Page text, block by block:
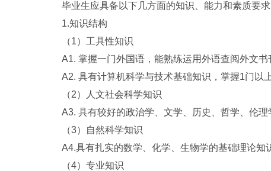
毕业生应具备以下几方面的知识、能力和素质要求
1.知识结构
（1）工具性知识
A1. 掌握一门外国语，能熟练运用外语查阅外文
A2. 具有计算机科学与技术基础知识，掌握1门以
（2）人文社会科学知识
A3. 具有较好的政治学、文学、历史、哲学、伦
（3）自然科学知识
A4.具有扎实的数学、化学、生物学的基础理论知
（4）专业知识